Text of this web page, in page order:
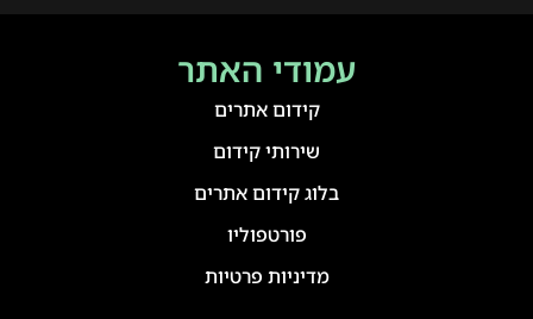
עמודי האתר
קידום אתרים
שירותי קידום
בלוג קידום אתרים
פורטפוליו
מדיניות פרטיות